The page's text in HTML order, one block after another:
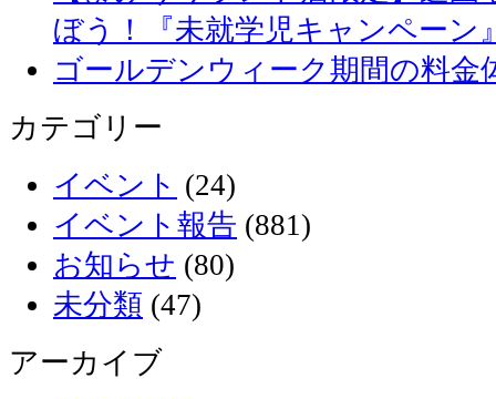
ぼう！『未就学児キャンペーン
ゴールデンウィーク期間の料金
カテゴリー
イベント (24)
イベント報告 (881)
お知らせ (80)
未分類 (47)
アーカイブ